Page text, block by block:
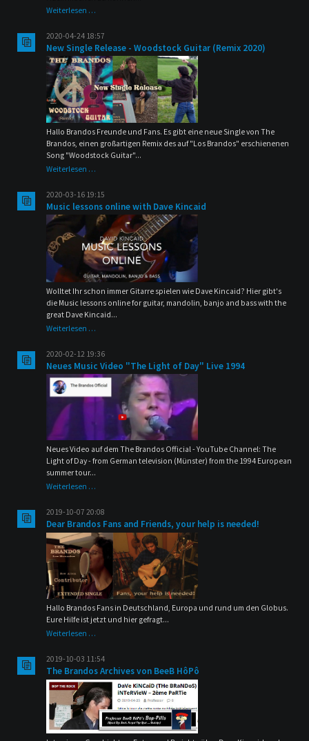
Weiterlesen …Nachricht
Dave
Kincaid
nach
OP
2020-04-24 18:57
New Single Release - Woodstock Guitar (Remix 2020)
Hallo Brandos Freunde und Fans. Es gibt eine neue Single von The
Brandos, einen großartigen Remix des auf "Los Brandos" erschienenen
Song "Woodstock Guitar"...
Weiterlesen …New
Release
-
Woodstock
Guitar
(Remix
2020)
2020-03-16 19:15
Music lessons online with Dave Kincaid
Wolltet Ihr schon immer Gitarre spielen wie Dave Kincaid? Hier gibt's
die Music lessons online for guitar, mandolin, banjo and bass with the
great Dave Kincaid...
Weiterlesen …Music
online
with
Dave
Kincaid
2020-02-12 19:36
Neues Music Video "The Light of Day" Live 1994
Neues Video auf dem The Brandos Official - YouTube Channel: The
Light of Day - from German television (Münster) from the 1994 European
summer tour...
Weiterlesen …Neues
Video
"The
Light
of
Day"
Live
1994
2019-10-07 20:08
Dear Brandos Fans and Friends, your help is needed!
Hallo Brandos Fans in Deutschland, Europa und rund um den Globus.
Eure Hilfe ist jetzt und hier gefragt...
Weiterlesen …Dear
Fans
and
Friends,
your
help
is
needed!
2019-10-03 11:54
The Brandos Archives von BeeB HôPô